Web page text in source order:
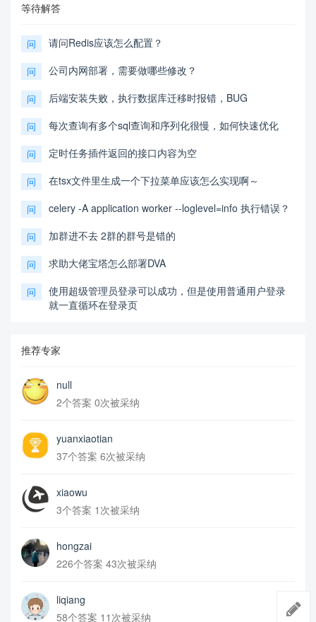
等待解答
问 请问Redis应该怎么配置？
问 公司内网部署，需要做哪些修改？
问 后端安装失败，执行数据库迁移时报错，BUG
问 每次查询有多个sql查询和序列化很慢，如何快速优化
问 定时任务插件返回的接口内容为空
问 在tsx文件里生成一个下拉菜单应该怎么实现啊～
问 celery -A application worker --loglevel=info 执行错误？
问 加群进不去 2群的群号是错的
问 求助大佬宝塔怎么部署DVA
问
使用超级管理员登录可以成功，但是使用普通用户登录
就一直循环在登录页
推荐专家
null
2个答案 0次被采纳
yuanxiaotian
37个答案 6次被采纳
xiaowu
3个答案 1次被采纳
hongzai
226个答案 43次被采纳
liqiang
58个答案 11次被采纳